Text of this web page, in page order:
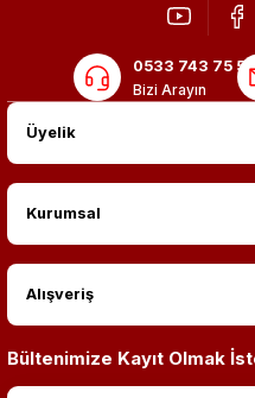
0533 743 75 56
Bizi Arayın
Üyelik
Kurumsal
Alışveriş
Bültenimize Kayıt Olmak